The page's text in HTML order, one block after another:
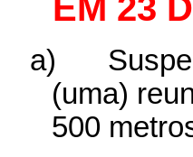
a)
(uma)
500